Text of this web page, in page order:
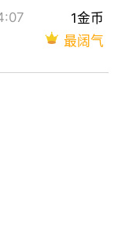
1金币
最阔气